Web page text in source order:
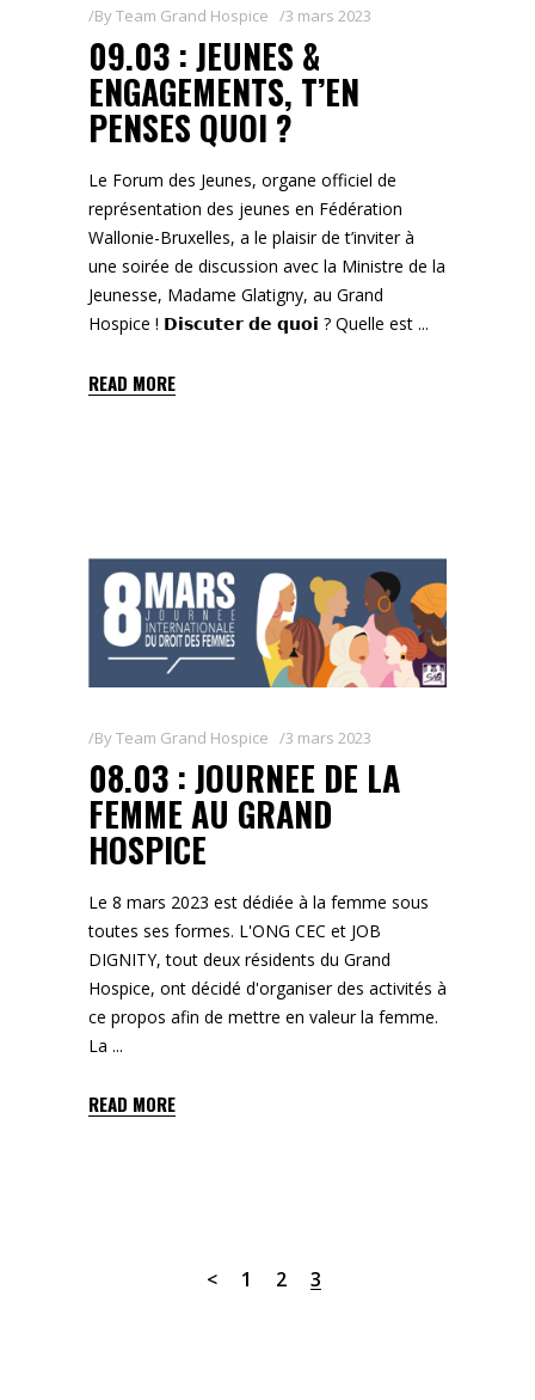
ByTeam Grand Hospice 3 mars 2023
09.03 : JEUNES &
ENGAGEMENTS, T’EN
PENSES QUOI ?
Le Forum des Jeunes, organe officiel de
représentation des jeunes en Fédération
Wallonie-Bruxelles, a le plaisir de t’inviter à
une soirée de discussion avec la Ministre de la
Jeunesse, Madame Glatigny, au Grand
Hospice ! 𝗗𝗶𝘀𝗰𝘂𝘁𝗲𝗿 𝗱𝗲 𝗾𝘂𝗼𝗶 ? Quelle est
READ MORE
ByTeam Grand Hospice 3 mars 2023
08.03 : JOURNEE DE LA
FEMME AU GRAND
HOSPICE
Le 8 mars 2023 est dédiée à la femme sous
toutes ses formes. L'ONG CEC et JOB
DIGNITY, tout deux résidents du Grand
Hospice, ont décidé d'organiser des activités à
ce propos afin de mettre en valeur la femme.
La
READ MORE
1 2 3